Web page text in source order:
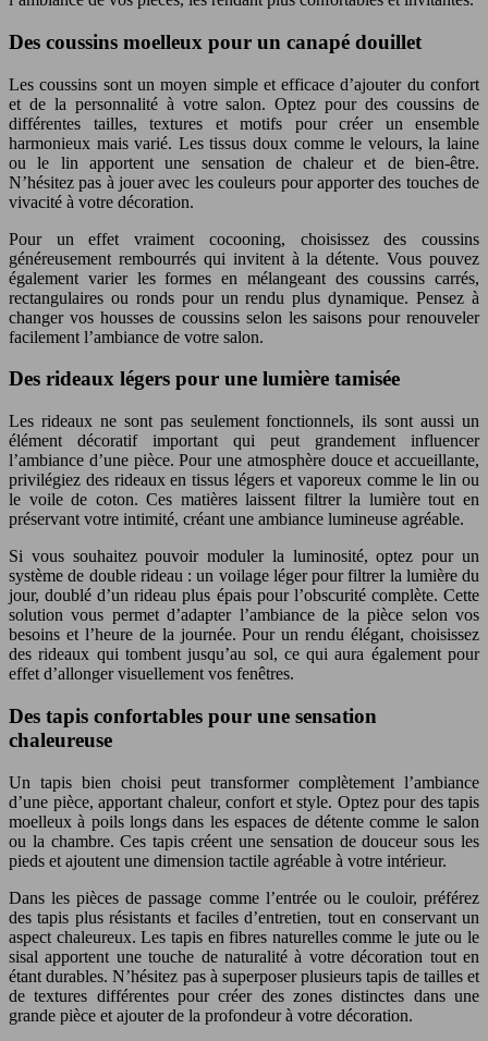
Des coussins moelleux pour un canapé douillet
Les coussins sont un moyen simple et efficace d’ajouter du confort
et de la personnalité à votre salon. Optez pour des coussins de
différentes tailles, textures et motifs pour créer un ensemble
harmonieux mais varié. Les tissus doux comme le velours, la laine
ou le lin apportent une sensation de chaleur et de bien-être.
N’hésitez pas à jouer avec les couleurs pour apporter des touches de
vivacité à votre décoration.
Pour un effet vraiment cocooning, choisissez des coussins
généreusement rembourrés qui invitent à la détente. Vous pouvez
également varier les formes en mélangeant des coussins carrés,
rectangulaires ou ronds pour un rendu plus dynamique. Pensez à
changer vos housses de coussins selon les saisons pour renouveler
facilement l’ambiance de votre salon.
Des rideaux légers pour une lumière tamisée
Les rideaux ne sont pas seulement fonctionnels, ils sont aussi un
élément décoratif important qui peut grandement influencer
l’ambiance d’une pièce. Pour une atmosphère douce et accueillante,
privilégiez des rideaux en tissus légers et vaporeux comme le lin ou
le voile de coton. Ces matières laissent filtrer la lumière tout en
préservant votre intimité, créant une ambiance lumineuse agréable.
Si vous souhaitez pouvoir moduler la luminosité, optez pour un
système de double rideau : un voilage léger pour filtrer la lumière du
jour, doublé d’un rideau plus épais pour l’obscurité complète. Cette
solution vous permet d’adapter l’ambiance de la pièce selon vos
besoins et l’heure de la journée. Pour un rendu élégant, choisissez
des rideaux qui tombent jusqu’au sol, ce qui aura également pour
effet d’allonger visuellement vos fenêtres.
Des tapis confortables pour une sensation
chaleureuse
Un tapis bien choisi peut transformer complètement l’ambiance
d’une pièce, apportant chaleur, confort et style. Optez pour des tapis
moelleux à poils longs dans les espaces de détente comme le salon
ou la chambre. Ces tapis créent une sensation de douceur sous les
pieds et ajoutent une dimension tactile agréable à votre intérieur.
Dans les pièces de passage comme l’entrée ou le couloir, préférez
des tapis plus résistants et faciles d’entretien, tout en conservant un
aspect chaleureux. Les tapis en fibres naturelles comme le jute ou le
sisal apportent une touche de naturalité à votre décoration tout en
étant durables. N’hésitez pas à superposer plusieurs tapis de tailles et
de textures différentes pour créer des zones distinctes dans une
grande pièce et ajouter de la profondeur à votre décoration.